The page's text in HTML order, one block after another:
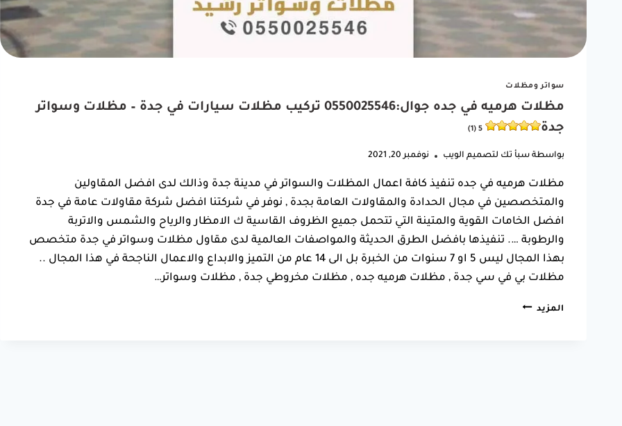
سواتر ومظلات
مظلات هرميه في جده جوال:0550025546 تركيب مظلات سيارات في جدة – مظلات وسواتر
جدة
5 (1)
بواسطة سبأ تك لتصميم الويب نوفمبر 20, 2021
مظلات هرميه في جده تنفيذ كافة اعمال المظلات والسواتر في مدينة جدة وذالك لدى افضل المقاولين
والمتخصصين في مجال الحدادة والمقاولات العامة بجدة , نوفر في شركتنا افضل شركة مقاولات عامة في جدة
افضل الخامات القوية والمتينة التي تتحمل جميع الظروف القاسية ك الامظار والرياح والشمس والاتربة
والرطوبة …. تنفيذها بافضل الطرق الحديثة والمواصفات العالمية لدى مقاول مظلات وسواتر في جدة متخصص
بهذا المجال ليس 5 او 7 سنوات من الخبرة بل الى 14 عام من التميز والابداع والاعمال الناجحة في هذا المجال ..
مظلات بي في سي جدة , مظلات هرميه جده , مظلات مخروطي جدة , مظلات وسواتر…
المزيد مظلات
"شغل مظلة سيارتي كان ممتاز.
يتعامل معاهم."
خالد بن فهد
في جميع أعمالهم؟
"أنا مبسوط جداً بالنتيجة